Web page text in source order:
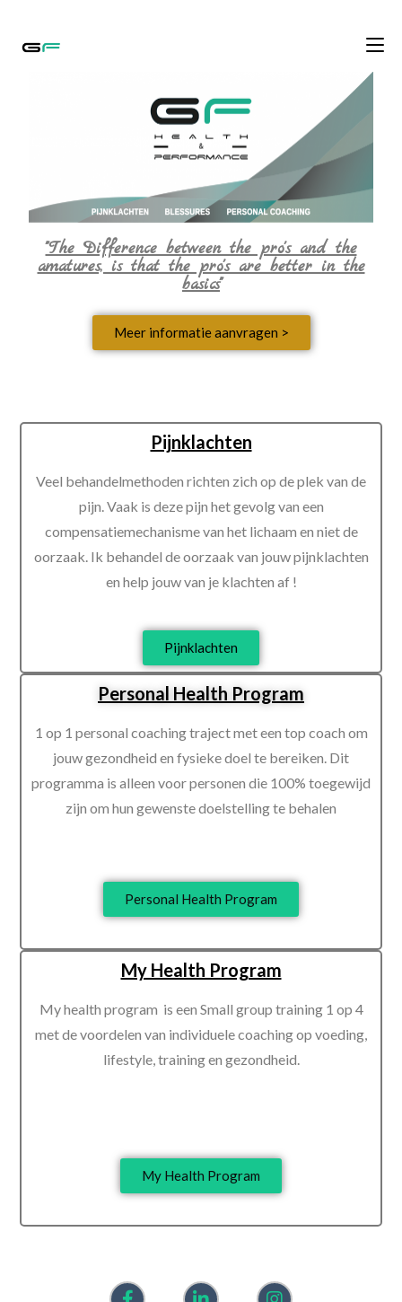
"The Difference between the pro's and the
amatures, is that the pro's are better in the
basics"
Meer informatie aanvragen >
Pijnklachten
Veel behandelmethoden richten zich op de plek van de
pijn. Vaak is deze pijn het gevolg van een
compensatiemechanisme van het lichaam en niet de
oorzaak. Ik behandel de oorzaak van jouw pijnklachten
en help jouw van je klachten af !
Pijnklachten
Personal Health Program
1 op 1 personal coaching traject met een top coach om
jouw gezondheid en fysieke doel te bereiken. Dit
programma is alleen voor personen die 100% toegewijd
zijn om hun gewenste doelstelling te behalen
Personal Health Program
My Health Program
My health program is een Small group training 1 op 4
met de voordelen van individuele coaching op voeding,
lifestyle, training en gezondheid.
My Health Program